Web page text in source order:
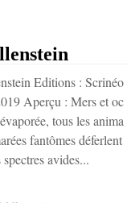
Editions : Scrinéo
Aperçu : Mers et oc
tous les anima
fantômes déferlent
avides...